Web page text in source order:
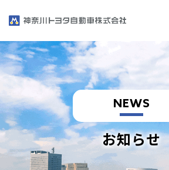
NEWS
お知らせ